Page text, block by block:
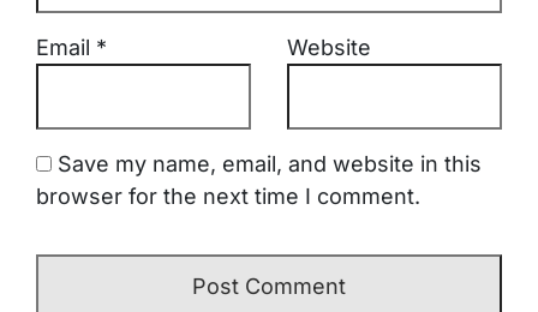
Email * Website
Save my name, email, and website in this
browser for the next time I comment.